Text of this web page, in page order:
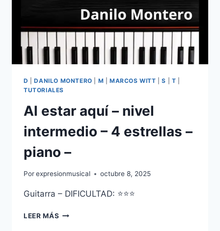
D |DANILO MONTERO M MARCOS WITT |S T
TUTORIALES
Al estar aquí – nivel
intermedio – 4 estrellas –
piano –
Porexpresionmusical octubre 8, 2025
Guitarra – DIFICULTAD: ⭐⭐⭐
LEER MÁS AL